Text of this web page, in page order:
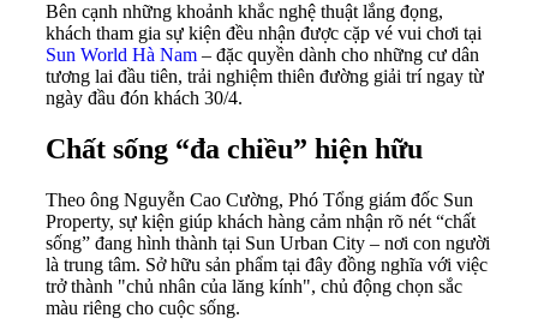
Bên cạnh những khoảnh khắc nghệ thuật lắng đọng,
khách tham gia sự kiện đều nhận được cặp vé vui chơi tại
Sun World Hà Nam – đặc quyền dành cho những cư dân
tương lai đầu tiên, trải nghiệm thiên đường giải trí ngay từ
ngày đầu đón khách 30/4.
Chất sống “đa chiều” hiện hữu
Theo ông Nguyễn Cao Cường, Phó Tổng giám đốc Sun
Property, sự kiện giúp khách hàng cảm nhận rõ nét “chất
sống” đang hình thành tại Sun Urban City – nơi con người
là trung tâm. Sở hữu sản phẩm tại đây đồng nghĩa với việc
trở thành "chủ nhân của lăng kính", chủ động chọn sắc
màu riêng cho cuộc sống.